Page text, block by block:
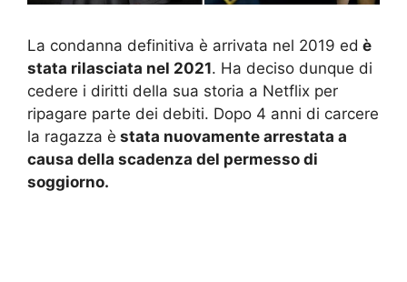
La condanna definitiva è arrivata nel 2019 ed è
stata rilasciata nel 2021. Ha deciso dunque di
cedere i diritti della sua storia a Netflix per
ripagare parte dei debiti. Dopo 4 anni di carcere
la ragazza è stata nuovamente arrestata a
causa della scadenza del permesso di
soggiorno.